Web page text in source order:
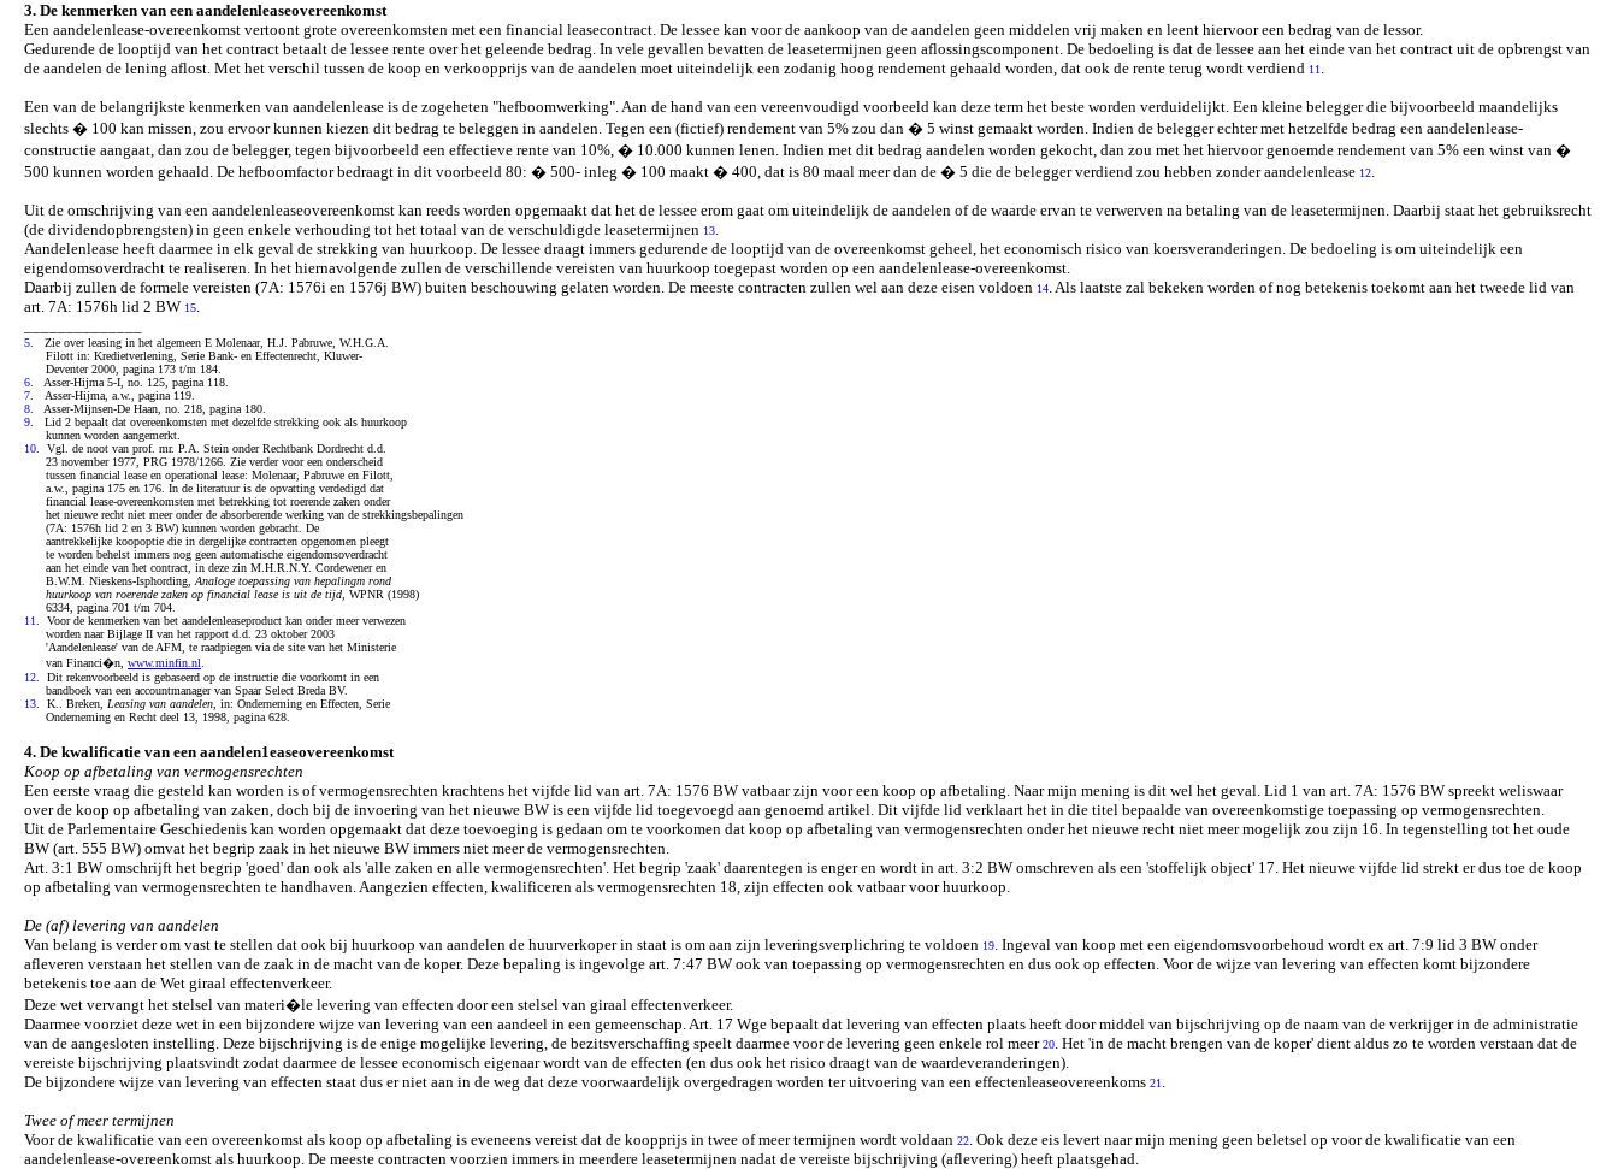
3. De kenmerken van een aandelenleaseovereenkomst
Een aandelenlease-overeenkomst vertoont grote overeenkomsten met een financial leasecontract. De lessee kan voor de aankoop van de aandelen geen middelen vrij maken en leent hiervoor een bedrag van de lessor.
Gedurende de looptijd van het contract betaalt de lessee rente over het geleende bedrag. In vele gevallen bevatten de leasetermijnen geen aflossingscomponent. De bedoeling is dat de lessee aan het einde van het contract uit de opbrengst van
de aandelen de lening aflost. Met het verschil tussen de koop en verkoopprijs van de aandelen moet uiteindelijk een zodanig hoog rendement gehaald worden, dat ook de rente terug wordt verdiend 11 .
Een van de belangrijkste kenmerken van aandelenlease is de zogeheten "hefboomwerking". Aan de hand van een vereenvoudigd voorbeeld kan deze term het beste worden verduidelijkt. Een kleine belegger die bijvoorbeeld maandelijks
slechts � 100 kan missen, zou ervoor kunnen kiezen dit bedrag te beleggen in aandelen. Tegen een (fictief) rendement van 5% zou dan � 5 winst gemaakt worden. Indien de belegger echter met hetzelfde bedrag een aandelenlease-
constructie aangaat, dan zou de belegger, tegen bijvoorbeeld een effectieve rente van 10%, � 10.000 kunnen lenen. Indien met dit bedrag aandelen worden gekocht, dan zou met het hiervoor genoemde rendement van 5% een winst van �
500 kunnen worden gehaald. De hefboomfactor bedraagt in dit voorbeeld 80: � 500- inleg � 100 maakt � 400, dat is 80 maal meer dan de � 5 die de belegger verdiend zou hebben zonder aandelenlease 12.
Uit de omschrijving van een aandelenleaseovereenkomst kan reeds worden opgemaakt dat het de lessee erom gaat om uiteindelijk de aandelen of de waarde ervan te verwerven na betaling van de leasetermijnen. Daarbij staat het gebruiksrecht
(de dividendopbrengsten) in geen enkele verhouding tot het totaal van de verschuldigde leasetermijnen 13.
Aandelenlease heeft daarmee in elk geval de strekking van huurkoop. De lessee draagt immers gedurende de looptijd van de overeenkomst geheel, het economisch risico van koersveranderingen. De bedoeling is om uiteindelijk een
eigendomsoverdracht te realiseren. In het hiernavolgende zullen de verschillende vereisten van huurkoop toegepast worden op een aandelenlease-overeenkomst.
Daarbij zullen de formele vereisten (7A: 1576i en 1576j BW) buiten beschouwing gelaten worden. De meeste contracten zullen wel aan deze eisen voldoen 14. Als laatste zal bekeken worden of nog betekenis toekomt aan het tweede lid van
art. 7A: 1576h lid 2 BW 15.
5 . Zie over leasing in het algemeen E Molenaar, H.J. Pabruwe, W.H.G.A.
Filott in: Kredietverlening, Serie Bank- en Effectenrecht, Kluwer-
Deventer 2000, pagina 173 t/m 184.
6 . Asser-Hijma 5-I, no. 125, pagina 118.
7 . Asser-Hijma, a.w., pagina 119.
8 . Asser-Mijnsen-De Haan, no. 218, pagina 180.
9 . Lid 2 bepaalt dat overeenkomsten met dezelfde strekking ook als huurkoop
kunnen worden aangemerkt.
10 . Vgl. de noot van prof. mr. P.A. Stein onder Rechtbank Dordrecht d.d.
23 november 1977, PRG 1978/1266. Zie verder voor een onderscheid
tussen financial lease en operational lease: Molenaar, Pabruwe en Filott,
a.w., pagina 175 en 176. In de literatuur is de opvatting verdedigd dat
financial lease-overeenkomsten met betrekking tot roerende zaken onder
het nieuwe recht niet meer onder de absorberende werking van de strekkingsbepalingen
(7A: 1576h lid 2 en 3 BW) kunnen worden gebracht. De
aantrekkelijke koopoptie die in dergelijke contracten opgenomen pleegt
te worden behelst immers nog geen automatische eigendomsoverdracht
aan het einde van het contract, in deze zin M.H.R.N.Y. Cordewener en
B.W.M. Nieskens-Isphording, Analoge toepassing van hepalingm rond
huurkoop van roerende zaken op financial lease is uit de tijd, WPNR (1998)
6334, pagina 701 t/m 704.
11
. Voor de kenmerken van bet aandelenleaseproduct kan onder meer verwezen
worden naar Bijlage II van het rapport d.d. 23 oktober 2003
'Aandelenlease' van de AFM, te raadpiegen via de site van het Ministerie
van Financi�n, www.minfin.nl
12 . Dit rekenvoorbeeld is gebaseerd op de instructie die voorkomt in een
bandboek van een accountmanager van Spaar Select Breda BV.
13 . K.. Breken, Leasing van aandelen , in: Onderneming en Effecten, Serie
Onderneming en Recht deel 13, 1998, pagina 628.
4. De kwalificatie van een aandelen1easeovereenkomst
Koop op afbetaling van vermogensrechten
Een eerste vraag die gesteld kan worden is of vermogensrechten krachtens het vijfde lid van art. 7A: 1576 BW vatbaar zijn voor een koop op afbetaling. Naar mijn mening is dit wel het geval. Lid 1 van art. 7A: 1576 BW spreekt weliswaar
over de koop op afbetaling van zaken, doch bij de invoering van het nieuwe BW is een vijfde lid toegevoegd aan genoemd artikel. Dit vijfde lid verklaart het in die titel bepaalde van overeenkomstige toepassing op vermogensrechten.
Uit de Parlementaire Geschiedenis kan worden opgemaakt dat deze toevoeging is gedaan om te voorkomen dat koop op afbetaling van vermogensrechten onder het nieuwe recht niet meer mogelijk zou zijn 16. In tegenstelling tot het oude
BW (art. 555 BW) omvat het begrip zaak in het nieuwe BW immers niet meer de vermogensrechten.
Art. 3:1 BW omschrijft het begrip 'goed' dan ook als 'alle zaken en alle vermogensrechten'. Het begrip 'zaak' daarentegen is enger en wordt in art. 3:2 BW omschreven als een 'stoffelijk object' 17. Het nieuwe vijfde lid strekt er dus toe de koop
op afbetaling van vermogensrechten te handhaven. Aangezien effecten, kwalificeren als vermogensrechten 18, zijn effecten ook vatbaar voor huurkoop.
De (af) levering van aandelen
Van belang is verder om vast te stellen dat ook bij huurkoop van aandelen de huurverkoper in staat is om aan zijn leveringsverplichring te voldoen 19. Ingeval van koop met een eigendomsvoorbehoud wordt ex art. 7:9 lid 3 BW onder
afleveren verstaan het stellen van de zaak in de macht van de koper. Deze bepaling is ingevolge art. 7:47 BW ook van toepassing op vermogensrechten en dus ook op effecten. Voor de wijze van levering van effecten komt bijzondere
betekenis toe aan de Wet giraal effectenverkeer.
Deze wet vervangt het stelsel van materi�le levering van effecten door een stelsel van giraal effectenverkeer.
Daarmee voorziet deze wet in een bijzondere wijze van levering van een aandeel in een gemeenschap. Art. 17 Wge bepaalt dat levering van effecten plaats heeft door middel van bijschrijving op de naam van de verkrijger in de administratie
van de aangesloten instelling. Deze bijschrijving is de enige mogelijke levering, de bezitsverschaffing speelt daarmee voor de levering geen enkele rol meer20. Het 'in de macht brengen van de koper' dient aldus zo te worden verstaan dat de
vereiste bijschrijving plaatsvindt zodat daarmee de lessee economisch eigenaar wordt van de effecten (en dus ook het risico draagt van de waardeveranderingen).
De bijzondere wijze van levering van effecten staat dus er niet aan in de weg dat deze voorwaardelijk overgedragen worden ter uitvoering van een effectenleaseovereenkoms 21 .
Twee of meer termijnen
Voor de kwalificatie van een overeenkomst als koop op afbetaling is eveneens vereist dat de koopprijs in twee of meer termijnen wordt voldaan 22. Ook deze eis levert naar mijn mening geen beletsel op voor de kwalificatie van een
aandelenlease-overeenkomst als huurkoop. De meeste contracten voorzien immers in meerdere leasetermijnen nadat de vereiste bijschrijving (aflevering) heeft plaatsgehad.